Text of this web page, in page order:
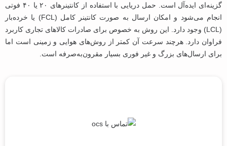
گزینه‌ای ایده‌آل است. حمل دریایی با استفاده از کانتینرهای ۲۰ یا ۴۰ فوتی
انجام می‌شود و امکان ارسال به ‌صورت کانتینر کامل (FCL) یا خرده‌بار
(LCL) وجود دارد. این روش به‌ خصوص برای صادرات کالاهای تجاری کاربرد
فراوان دارد. هرچند سرعت آن کمتر از روش‌های هوایی و زمینی است اما
برای ارسال‌های بزرگ و غیر فوری بسیار مقرون‌به‌صرفه است.